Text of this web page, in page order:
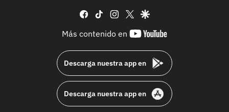
facebook
tiktok instagram
twittergoogle
Más contenido en
youtube-
Descarga nuestra app en
Descarga nuestra app en